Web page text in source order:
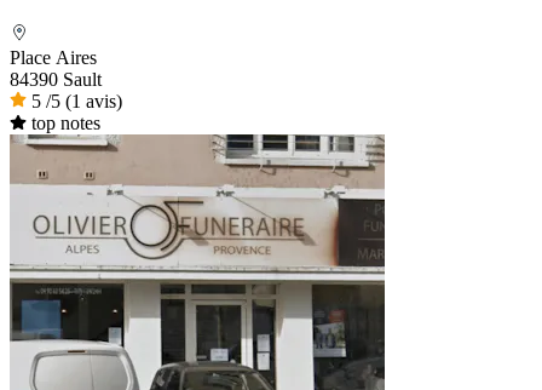
Place Aires
84390 Sault
5 /5 (1 avis)
top notes